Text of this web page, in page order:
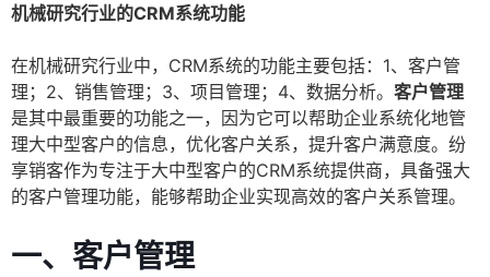
机械研究行业的CRM系统功能
在机械研究行业中，CRM系统的功能主要包括：1、客户管
理；2、销售管理；3、项目管理；4、数据分析。 客户管理
是其中最重要的功能之一，因为它可以帮助企业系统化地管
理大中型客户的信息，优化客户关系，提升客户满意度。纷
享销客作为专注于大中型客户的CRM系统提供商，具备强大
的客户管理功能，能够帮助企业实现高效的客户关系管理。
一、客户管理